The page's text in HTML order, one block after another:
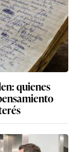
quienes